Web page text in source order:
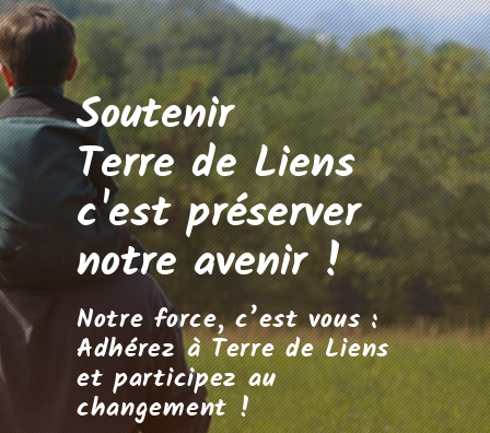
Soutenir
Terre de Liens
c'est préserver
notre avenir !
Notre force, c’est vous :
Adhérez à Terre de Liens
et participez au
changement !